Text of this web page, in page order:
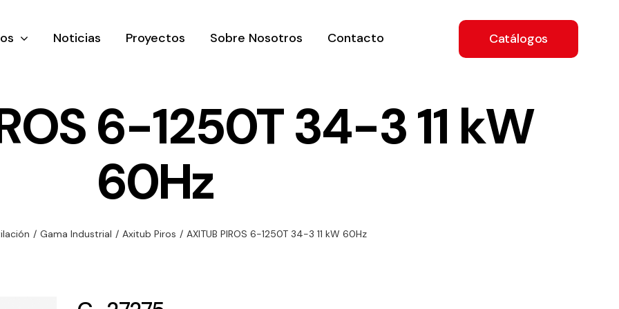
gama
Ventilación
Amplia gama de
equipos de
Variedad de
Noticias Proyectos Sobre Nosotros Contacto Catálogos
6-1250T 34-3 11 kW
60Hz
/ Gama Industrial / Axitub Piros / AXITUB PIROS 6-1250T 34-3 11 kW 60Hz